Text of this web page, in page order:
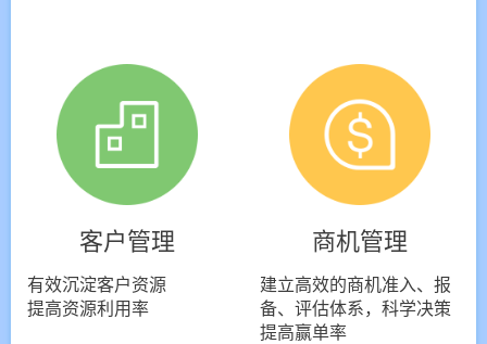
客户管理
有效沉淀客户资源
提高资源利用率
商机管理
建立高效的商机准入、报
备、评估体系，科学决策
提高赢单率